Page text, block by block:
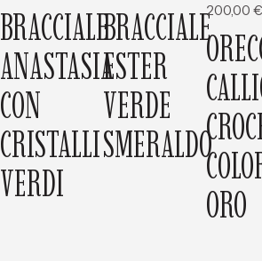
BRACCIALE
ANASTASIA
CON
CRISTALLI
VERDI
BRACCIALE
ESTER
VERDE
SMERALDO
200,00 €
ORO